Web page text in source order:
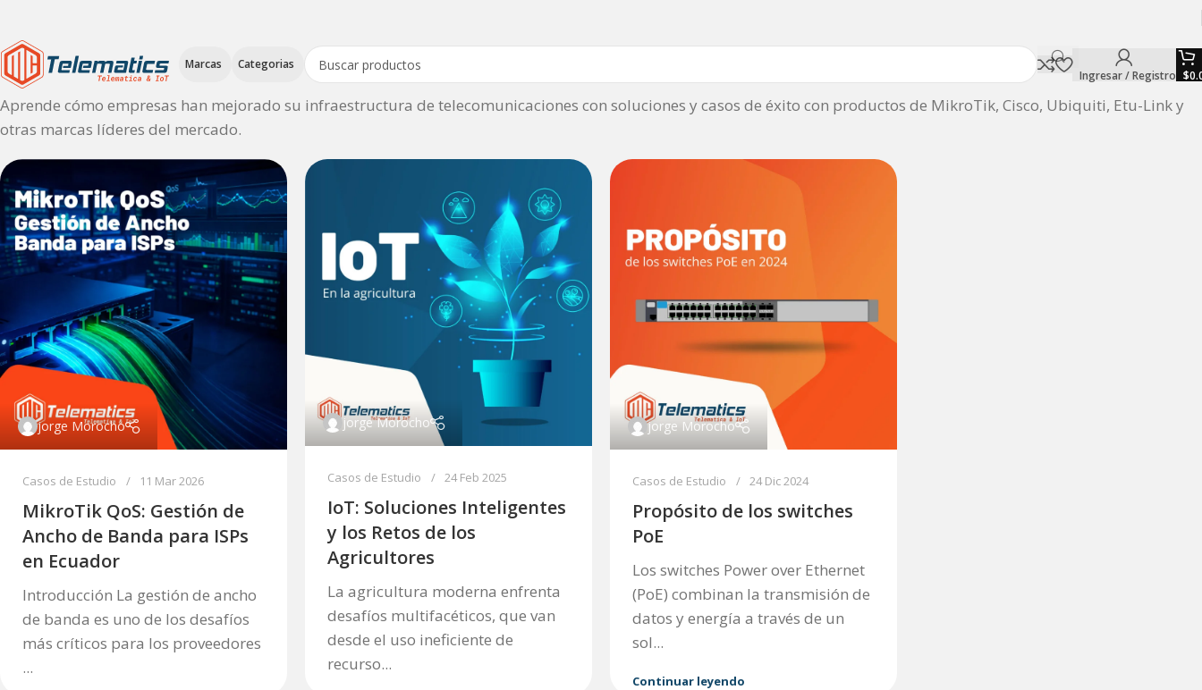
Marcas Categorias
Ingresar / Registro $
Aprende cómo empresas han mejorado su infraestructura de telecomunicaciones con soluciones y casos de éxito con productos de MikroTik, Cisco, Ubiquiti, Etu-Link y
otras marcas líderes del mercado.
jorge Morocho
Casos de Estudio 11 Mar 2026
MikroTik QoS: Gestión de
Ancho de Banda para ISPs
en Ecuador
Introducción La gestión de ancho
de banda es uno de los desafíos
más críticos para los proveedores
...
jorge Morocho
Casos de Estudio 24 Feb 2025
IoT: Soluciones Inteligentes
y los Retos de los
Agricultores
La agricultura moderna enfrenta
desafíos multifacéticos, que van
desde el uso ineficiente de
recurso...
jorge Morocho
Casos de Estudio 24 Dic 2024
Propósito de los switches
PoE
Los switches Power over Ethernet
(PoE) combinan la transmisión de
datos y energía a través de un
sol...
Continuar leyendo